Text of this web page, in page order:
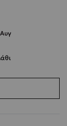
Αυγ